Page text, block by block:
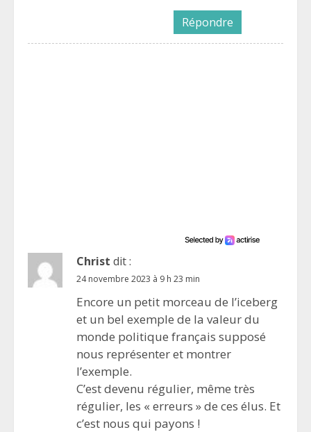
Répondre
Christ dit :
24 novembre 2023 à 9 h 23 min
Encore un petit morceau de l’iceberg
et un bel exemple de la valeur du
monde politique français supposé
nous représenter et montrer
l’exemple.
C’est devenu régulier, même très
régulier, les « erreurs » de ces élus. Et
c’est nous qui payons !